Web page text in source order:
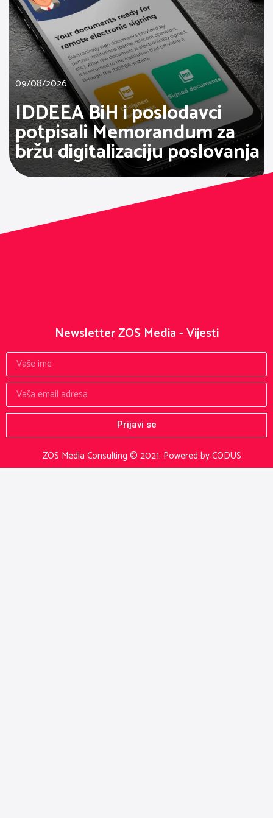
09/08/2026
IDDEEA BiH i poslodavci
potpisali Memorandum za
bržu digitalizaciju poslovanja
ZOS Media Consulting © 2021. Powered by CODUS
Newsletter ZOS Media - Vijesti
Prijavi se